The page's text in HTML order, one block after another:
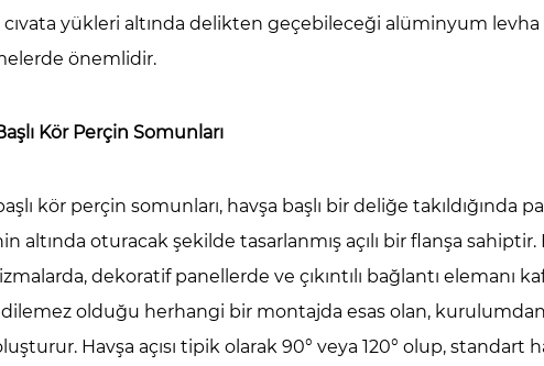
yükleri altında delikten geçebileceği alüminyum
önemlidir.
Kör Perçin Somunları
kör perçin somunları, havşa başlı bir deliğe takıldığında
altında oturacak şekilde tasarlanmış açılı bir flanşa
dekoratif panellerde ve çıkıntılı bağlantı elemanı
olduğu herhangi bir montajda esas olan,
Havşa açısı tipik olarak 90° veya 120° olup,